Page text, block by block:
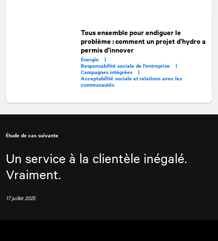
Tous ensemble pour endiguer le
problème : comment un projet d’hydro a
permis d’innover
Énergie |
Responsabilité sociale de l'entreprise |
Campagnes intégrées |
Acceptabilité sociale et relations avec les
communautés
Étude de cas suivante
Un service à la clientèle inégalé.
Vraiment.
17 juillet 2025